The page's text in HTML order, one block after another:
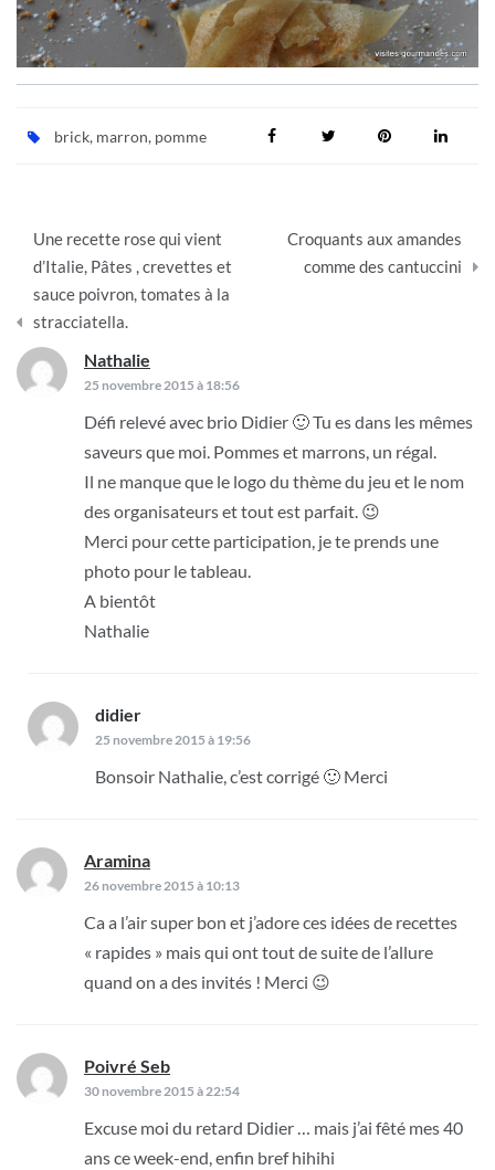
brick, marron, pomme
de
l’article
Une recette rose qui vient
d’Italie, Pâtes , crevettes et
sauce poivron, tomates à la
stracciatella.
Croquants aux amandes
comme des cantuccini
Nathalie
25 novembre 2015 à 18:56
Défi relevé avec brio Didier 🙂 Tu es dans les mêmes
saveurs que moi. Pommes et marrons, un régal.
Il ne manque que le logo du thème du jeu et le nom
des organisateurs et tout est parfait. 😉
Merci pour cette participation, je te prends une
photo pour le tableau.
A bientôt
Nathalie
didier
25 novembre 2015 à 19:56
Bonsoir Nathalie, c’est corrigé 🙂 Merci
Aramina
26 novembre 2015 à 10:13
Ca a l’air super bon et j’adore ces idées de recettes
« rapides » mais qui ont tout de suite de l’allure
quand on a des invités ! Merci 😉
Poivré Seb
30 novembre 2015 à 22:54
Excuse moi du retard Didier … mais j’ai fêté mes 40
ans ce week-end, enfin bref hihihi